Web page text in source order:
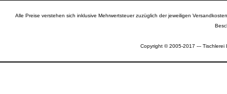
Alle Preise verstehen sich inklusive Mehrwertsteuer zuzüglich der jeweiligen
Copyright © 2005-2017 --- Tischlerei